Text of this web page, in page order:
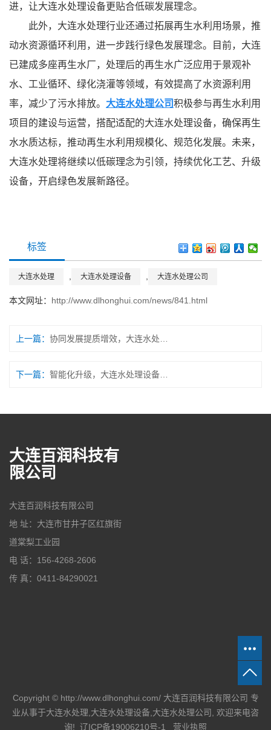
进，让大连水处理设备更贴合低碳发展理念。
此外，大连水处理行业还通过拓展再生水利用场景，推
动水资源循环利用，进一步践行绿色发展理念。目前，大连
已建成多座再生水厂，处理后的再生水广泛应用于景观补
水、工业循环、绿化浇灌等领域，有效提高了水资源利用
率，减少了污水排放。 大连水处理公司积极参与再生水利用
项目的建设与运营，搭配适配的大连水处理设备，确保再生
水水质达标，推动再生水利用规模化、规范化发展。未来，
大连水处理将继续以低碳理念为引领，持续优化工艺、升级
设备，开启绿色发展新路径。
标签
大连水处理 大连水处理设备 大连水处理公司
本文网址： http://www.dlhonghui.com/news/841.html
上一篇：
下一篇：
大连百润科技有
限公司
大连百润科技有限公司
地 址：大连市甘井子区红旗街
道棠梨工业园
电 话：156-4268-2606
传 真：0411-84290021
Copyright © http://www.dlhonghui.com/ 大连百润科技有限公司 专
业从事于大连水处理 大连水处理设备 大连水处理公司
, 欢迎来电咨
询! 辽ICP备19006210号-1 营业执照